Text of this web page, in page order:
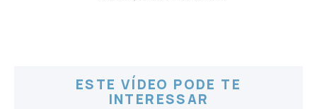
ESTE VÍDEO PODE TE
INTERESSAR